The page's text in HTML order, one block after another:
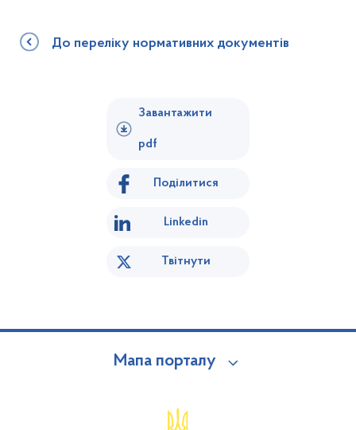
До переліку нормативних документів
Завантажити
pdf
Поділитися
Linkedin
Твітнути
Мапа порталу